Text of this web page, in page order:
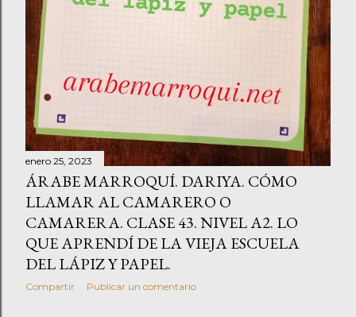
enero 25, 2023
ÁRABE MARROQUÍ. DARIYA. CÓMO
LLAMAR AL CAMARERO O
CAMARERA. CLASE 43. NIVEL A2. LO
QUE APRENDÍ DE LA VIEJA ESCUELA
DEL LÁPIZ Y PAPEL.
Compartir Publicar un comentario